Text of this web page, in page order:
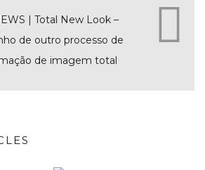
| Total New Look –
de outro processo de
de imagem total